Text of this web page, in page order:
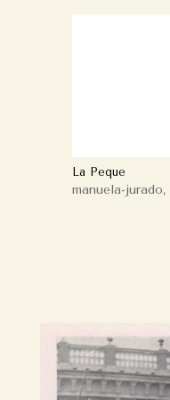
La Peque
manuela-jurado,